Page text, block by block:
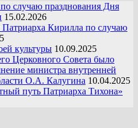
случаю празднования Дня
15.02.2026
Кирилла по случаю
культуры 10.09.2025
Церковного Совета было
министра внутренней
О.А. Калугина 10.04.2025
путь Патриарха Тихона»